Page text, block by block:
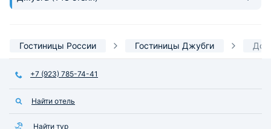
Гостиницы России Гостиницы Джубги
+7 (923) 785-74-41
Найти отель
Найти тур